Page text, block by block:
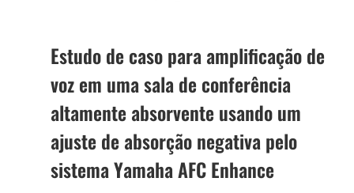
Estudo de caso para amplificação de
voz em uma sala de conferência
altamente absorvente usando um
ajuste de absorção negativa pelo
sistema Yamaha AFC Enhance